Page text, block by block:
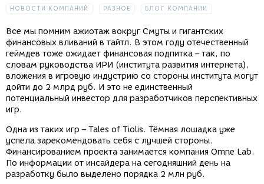
НОВОСТИ КОМПАНИЙ РАЗНОЕ БЛОГ КОМПАНИИ
Все мы помним ажиотаж вокруг Смуты и гигантских
финансовых вливаний в тайтл. В этом году отечественный
геймдев тоже ожидает финансовая подпитка – так, по
словам руководства ИРИ (института развития интернета),
вложения в игровую индустрию со стороны института могут
дойти до 2 млрд руб. И это не единственный
потенциальный инвестор для разработчиков перспективных
игр.
Одна из таких игр – Tales of Tiolis. Тёмная лошадка уже
успела зарекомендовать себя с лучшей стороны.
Финансированием проекта занимается компания Omne Lab.
По информации от инсайдера на сегодняшний день на
разработку было выделено порядка 2 млн руб.